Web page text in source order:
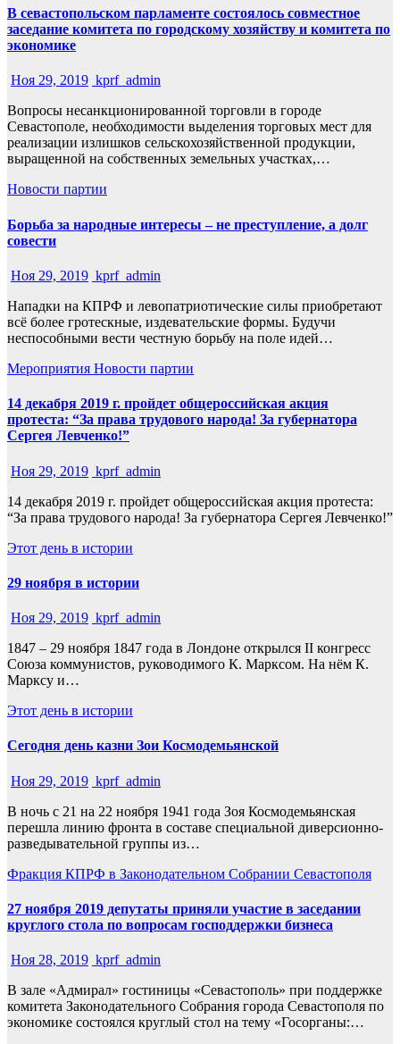
В севастопольском парламенте состоялось совместное
заседание комитета по городскому хозяйству и комитета по
экономике
Ноя 29, 2019 kprf_admin
Вопросы несанкционированной торговли в городе
Севастополе, необходимости выделения торговых мест для
реализации излишков сельскохозяйственной продукции,
выращенной на собственных земельных участках,…
Новости партии
Борьба за народные интересы – не преступление, а долг
совести
Ноя 29, 2019 kprf_admin
Нападки на КПРФ и левопатриотические силы приобретают
всё более гротескные, издевательские формы. Будучи
неспособными вести честную борьбу на поле идей…
Мероприятия Новости партии
14 декабря 2019 г. пройдет общероссийская акция
протеста: “За права трудового народа! За губернатора
Сергея Левченко!”
Ноя 29, 2019 kprf_admin
14 декабря 2019 г. пройдет общероссийская акция протеста:
“За права трудового народа! За губернатора Сергея Левченко!”
Этот день в истории
29 ноября в истории
Ноя 29, 2019 kprf_admin
1847 – 29 ноября 1847 года в Лондоне открылся II конгресс
Союза коммунистов, руководимого К. Марксом. На нём К.
Марксу и…
Этот день в истории
Сегодня день казни Зои Космодемьянской
Ноя 29, 2019 kprf_admin
В ночь с 21 на 22 ноября 1941 года Зоя Космодемьянская
перешла линию фронта в составе специальной диверсионно-
разведывательной группы из…
Фракция КПРФ в Законодательном Собрании Севастополя
27 ноября 2019 депутаты приняли участие в заседании
круглого стола по вопросам господдержки бизнеса
Ноя 28, 2019 kprf_admin
В зале «Адмирал» гостиницы «Севастополь» при поддержке
комитета Законодательного Собрания города Севастополя по
экономике состоялся круглый стол на тему «Госорганы:…